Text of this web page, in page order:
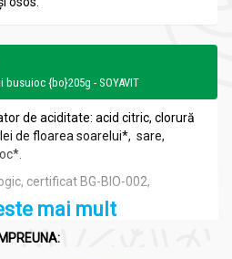
busuioc {bo}205g - SOYAVIT
de aciditate: acid citric, clorură
de floarea soarelui*, sare,
certificat BG-BIO-002,
mai mult